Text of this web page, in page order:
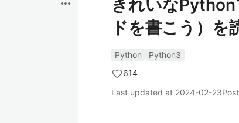
more_horiz
きれいな
ドを書こう）を
Python
Python3
614
Last updated at 2024-02-23